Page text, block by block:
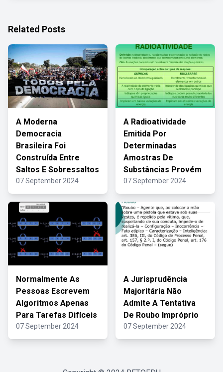
Related Posts
A Moderna
Democracia
Brasileira Foi
Construída Entre
Saltos E Sobressaltos
07 September 2024
A Radioatividade
Emitida Por
Determinadas
Amostras De
Substâncias Provém
07 September 2024
Normalmente As
Pessoas Escrevem
Algoritmos Apenas
Para Tarefas Difíceis
07 September 2024
A Jurisprudência
Majoritária Não
Admite A Tentativa
De Roubo Impróprio
07 September 2024